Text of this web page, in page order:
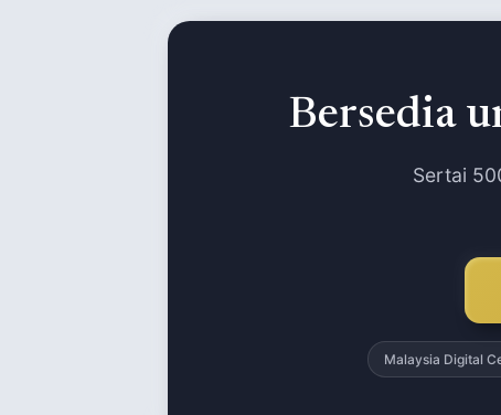
Bersedia
Sertai
Malaysia Digital